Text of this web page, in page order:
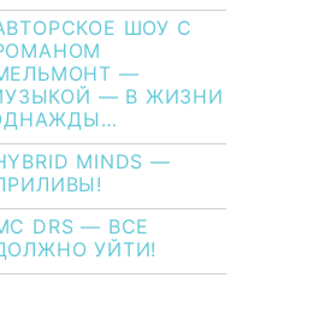
ШОУ С
—
— В ЖИЗНИ
MINDS —
DRS — ВСЕ
УЙТИ!